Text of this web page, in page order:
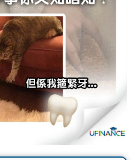
學生
故事
分享
大學
工推
介
搵工
Gui
福利
uFina
nce
校園
聯絡
我們